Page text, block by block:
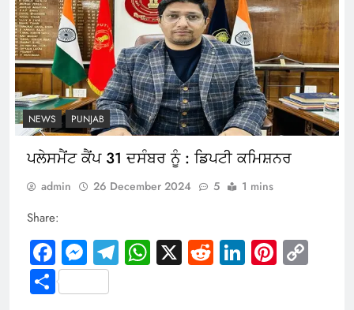
NEWS PUNJAB
ਪਲੇਸਮੈਂਟ ਕੈਂਪ 31 ਦਸੰਬਰ ਨੂੰ : ਡਿਪਟੀ ਕਮਿਸ਼ਨਰ
admin 26 December 2024 5 1 mins
Share:
Facebook
Messenger
Telegram
WhatsApp
X RedditLinkedIn
Share